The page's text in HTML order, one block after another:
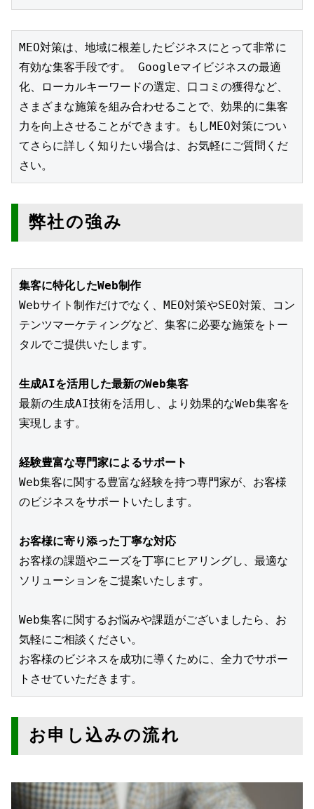
MEO対策は、地域に根差したビジネスにとって非常に
有効な集客手段です。 Googleマイビジネスの最適
化、ローカルキーワードの選定、口コミの獲得など、
さまざまな施策を組み合わせることで、効果的に集客
力を向上させることができます。もしMEO対策につい
てさらに詳しく知りたい場合は、お気軽にご質問くだ
さい。
弊社の強み
集客に特化したWeb制作
Webサイト制作だけでなく、MEO対策やSEO対策、コン
テンツマーケティングなど、集客に必要な施策をトー
タルでご提供いたします。
生成AIを活用した最新のWeb集客
最新の生成AI技術を活用し、より効果的なWeb集客を
実現します。
経験豊富な専門家によるサポート
Web集客に関する豊富な経験を持つ専門家が、お客様
のビジネスをサポートいたします。
お客様に寄り添った丁寧な対応
お客様の課題やニーズを丁寧にヒアリングし、最適な
ソリューションをご提案いたします。
Web集客に関するお悩みや課題がございましたら、お
気軽にご相談ください。
お客様のビジネスを成功に導くために、全力でサポー
トさせていただきます。
お申し込みの流れ